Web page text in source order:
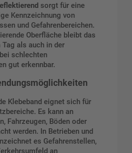
sorgt für eine
Kennzeichnung von
und Gefahrenbereichen.
Oberfläche bleibt das
als auch in der
schlechten
gut erkennbar.
Klebeband eignet sich für
Es kann an
Fahrzeugen, Böden oder
werden. In Betrieben und
es Gefahrenstellen,
an